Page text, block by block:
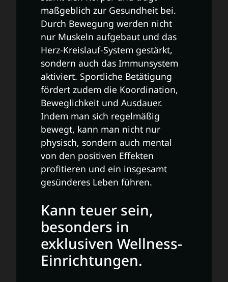
maßgeblich zur Gesundheit bei.
Durch Bewegung werden nicht
nur Muskeln aufgebaut und das
Herz-Kreislauf-System gestärkt,
sondern auch das Immunsystem
aktiviert. Sportliche Betätigung
fördert zudem die Koordination,
Beweglichkeit und Ausdauer.
Indem man sich regelmäßig
bewegt, kann man nicht nur
physisch, sondern auch mental
von den positiven Effekten
profitieren und ein insgesamt
gesünderes Leben führen.
Kann teuer sein,
besonders in
exklusiven Wellness-
Einrichtungen.